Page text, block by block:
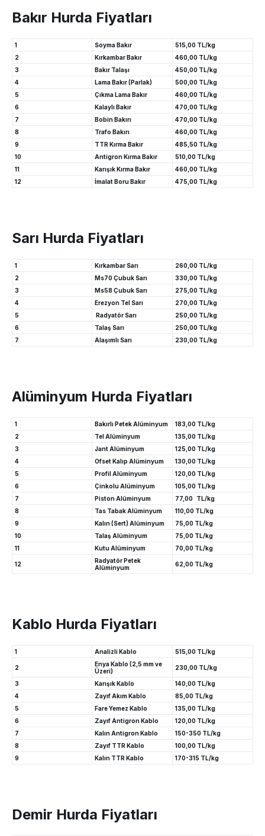
Bakır Hurda Fiyatları
1 Soyma Bakır
515,00 TL/kg
2
Kırkambar Bakır
460,00 TL/kg
3
Bakır Talaşı
450,00 TL/kg
4
Lama Bakır (Parlak)
500,00 TL/kg
5
Çıkma Lama Bakır
460,00 TL/kg
6
Kalaylı Bakır
470,00 TL/kg
7
Bobin Bakırı
470,00 TL/kg
8
Trafo Bakırı
460,00 TL/kg
9
TTR Kırma Bakır
485,50 TL/kg
10
Antigron Kırma Bakır
510,00 TL/kg
11
Karışık Kırma Bakır
460,00 TL/kg
12
İmalat Boru Bakır 475,00 TL/kg
Sarı Hurda Fiyatları
1 Kırkambar Sarı
260,00 TL/kg
2
Ms70 Çubuk Sarı
330,00 TL/kg
3
Ms58 Çubuk Sarı
275,00 TL/kg
4
Erezyon Tel Sarı
270,00 TL/kg
5
Radyatör Sarı
250,00 TL/kg
6
Talaş Sarı
250,00 TL/kg
7
Alaşımlı Sarı 230,00 TL/kg
Alüminyum Hurda Fiyatları
1 Bakırlı Petek Alüminyum
183,00 TL/kg
2
Tel Alüminyum
135,00 TL/kg
3
Jant Alüminyum
125,00 TL/kg
4
Ofset Kalıp Alüminyum
130,00 TL/kg
5
Profil Alüminyum
120,00 TL/kg
6
Çinkolu Alüminyum
105,00 TL/kg
7
Piston Alüminyum
77,00 TL/kg
8
Tas Tabak Alüminyum
110,00 TL/kg
9
Kalın (Sert) Alüminyum
75,00 TL/kg
10
Talaş Alüminyum
75,00 TL/kg
11
Kutu Alüminyum 70,00 TL/kg
12
Radyatör Petek
Alüminyum
62,00 TL/kg
Kablo Hurda Fiyatları
1 Analizli Kablo 515,00 TL/kg
2
Enya Kablo (2,5 mm ve
Üzeri)
230,00 TL/kg
3 Karışık Kablo
140,00 TL/kg
4
Zayıf Akım Kablo
85,00 TL/kg
5
Fare Yemez Kablo
135,00 TL/kg
6
Zayıf Antigron Kablo
120,00 TL/kg
7
Kalın Antigron Kablo
150-350 TL/kg
8
Zayıf TTR Kablo
100,00 TL/kg
9
Kalın TTR Kablo 170-315 TL/kg
Demir Hurda Fiyatları